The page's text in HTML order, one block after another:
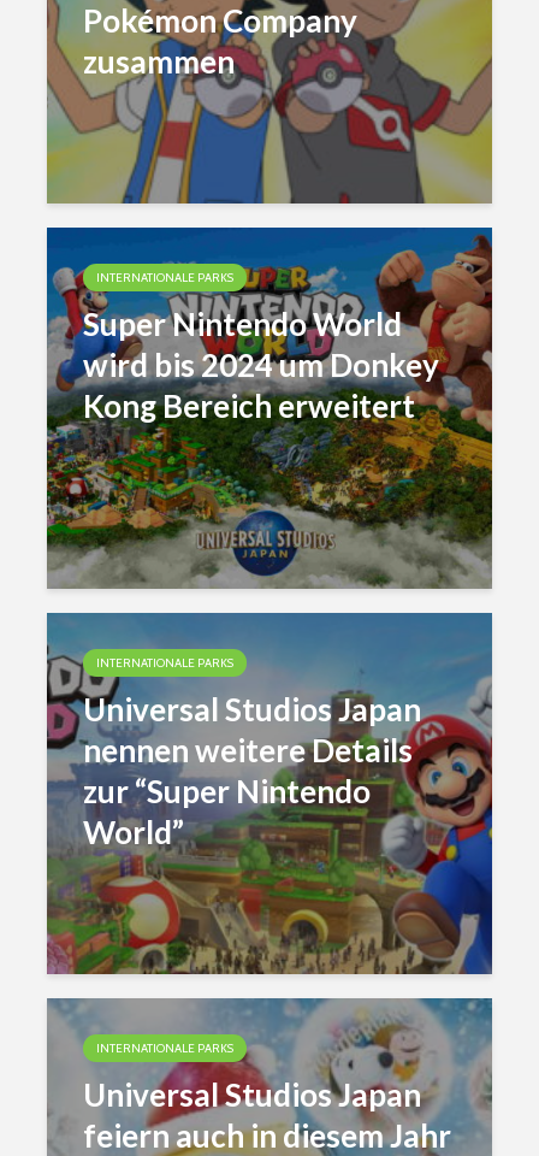
Pokémon Company
zusammen
INTERNATIONALE PARKS
Super Nintendo World
wird bis 2024 um Donkey
Kong Bereich erweitert
INTERNATIONALE PARKS
Universal Studios Japan
nennen weitere Details
zur “Super Nintendo
World”
INTERNATIONALE PARKS
Universal Studios Japan
feiern auch in diesem Jahr